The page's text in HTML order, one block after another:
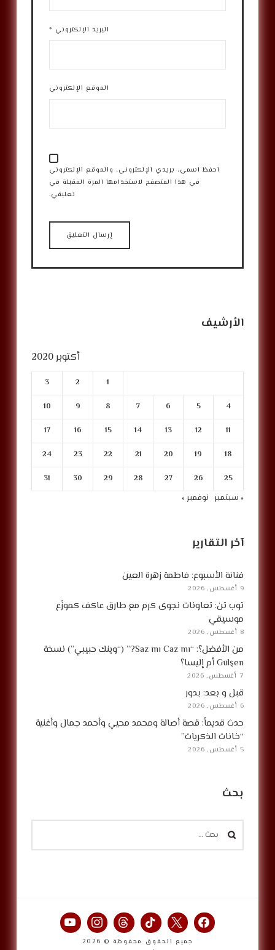
البريد الإلكتروني *
الموقع الإلكتروني
احفظ اسمي، بريدي الإلكتروني، والموقع الإلكتروني
في هذا المتصفح لاستخدامها المرة المقبلة في
تعليقي.
الأرشيف
أكتوبر 2020
1
2
3
4
5
6
7
8
9
10
11
12
13
14
15
16
17
18
19
20
21
22
23
24
25
26
27
28
29
30
31
« سبتمبر نوفمبر »
آخر التقارير
فنانة الأسبوع: فاطمة زهرة العين
9 أغسطس, 2026
توب تن: تعاونات نجوى كرم مع طارق عاكف كموزّع
موسيقي
8 أغسطس, 2026
من الأفضل؟: “Saz mı Caz mı?” (“وينك حبيبي”) نسخة
Gülşen أم إليسا؟
7 أغسطس, 2026
قبل و بعد: بدور
6 أغسطس, 2026
حدث قديماً: قصة أصالة ومحمد محيي وأحمد جمال وأغنية
“خانات الذكريات”
5 أغسطس, 2026
بحث
البحث
عن:
جميع الحقوق محفوظة © 2026